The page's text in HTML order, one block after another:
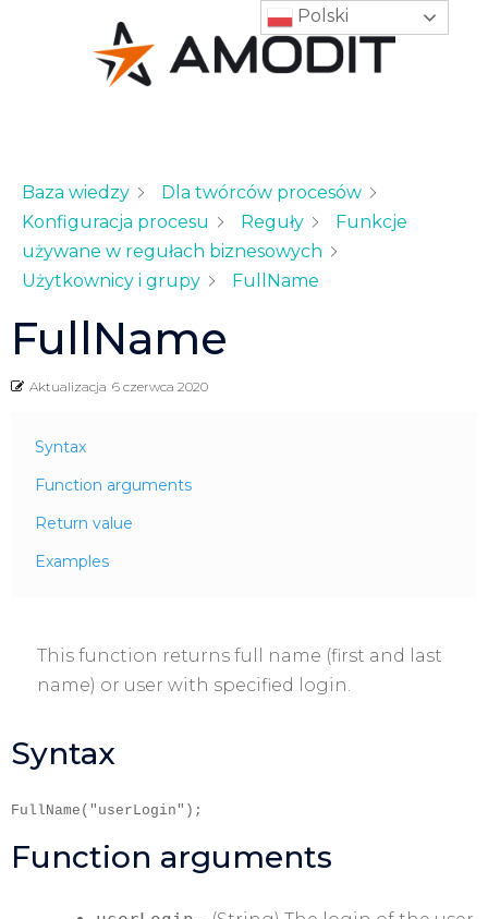
Baza wiedzy
Dla twórców procesów
Konfiguracja procesu
Reguły
Funkcje
używane w regułach biznesowych
Użytkownicy i grupy
FullName
FullName
Aktualizacja 6 czerwca 2020
Syntax
Function arguments
Return value
Examples
This function returns full name (first and last
name) or user with specified login.
Syntax
FullName("userLogin");
Function arguments
Polski